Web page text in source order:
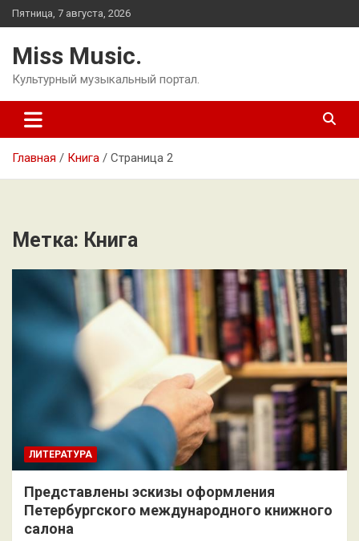
Перейти
к
Пятница, 7 августа, 2026
Miss Music.
Культурный музыкальный портал.
Главная Книга Страница 2
Метка: Книга
ЛИТЕРАТУРА
Представлены эскизы оформления
Петербургского международного книжного
салона